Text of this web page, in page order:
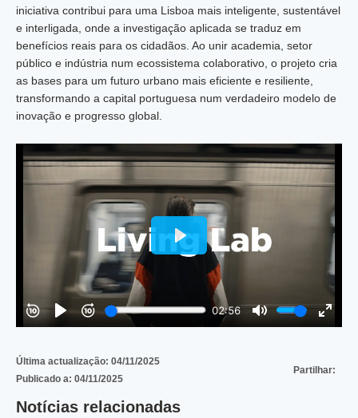
iniciativa contribui para uma Lisboa mais inteligente, sustentável
e interligada, onde a investigação aplicada se traduz em
benefícios reais para os cidadãos. Ao unir academia, setor
público e indústria num ecossistema colaborativo, o projeto cria
as bases para um futuro urbano mais eficiente e resiliente,
transformando a capital portuguesa num verdadeiro modelo de
inovação e progresso global.
Última actualização: 04/11/2025
Publicado a: 04/11/2025
Partilhar:
Notícias relacionadas